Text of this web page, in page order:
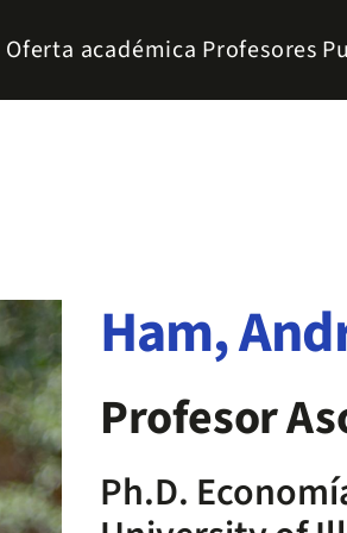
Oferta académica Profesores
Ham,
Profesor
Ph.D.